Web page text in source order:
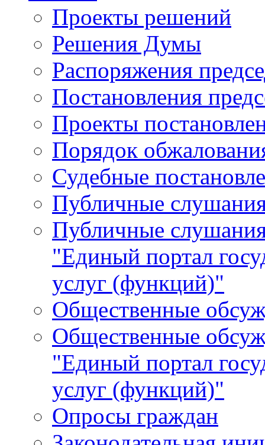
Проекты решений
Решения Думы
Распоряжения
Постановления
Проекты
Порядок
Судебные
Публичные
Публичные
"Единый портал
услуг (функций)"
Общественные
Общественные
"Единый портал
услуг (функций)"
Опросы граждан